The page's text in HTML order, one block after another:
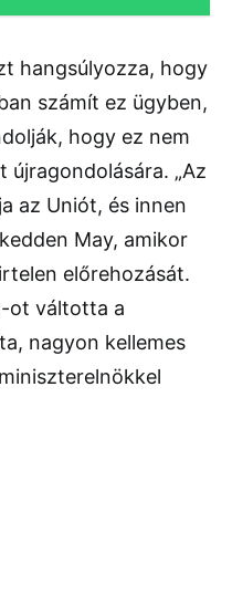
hangsúlyozza, hogy
számít ez ügyben,
hogy ez nem
újragondolására. „Az
az Uniót, és innen
May, amikor
előrehozását.
ot váltotta a
nagyon kellemes